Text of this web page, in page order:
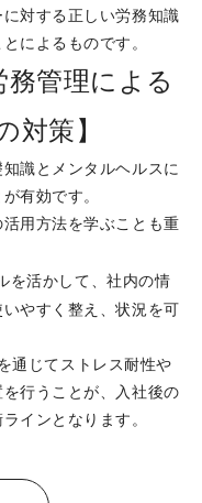
対する正しい労務知識
によるものです。
務管理による
対策】
識とメンタルヘルスに
有効です。
用方法を学ぶことも重
を活かして、社内の情
やすく整え、状況を可
通じてストレス耐性や
行うことが、入社後の
インとなります。